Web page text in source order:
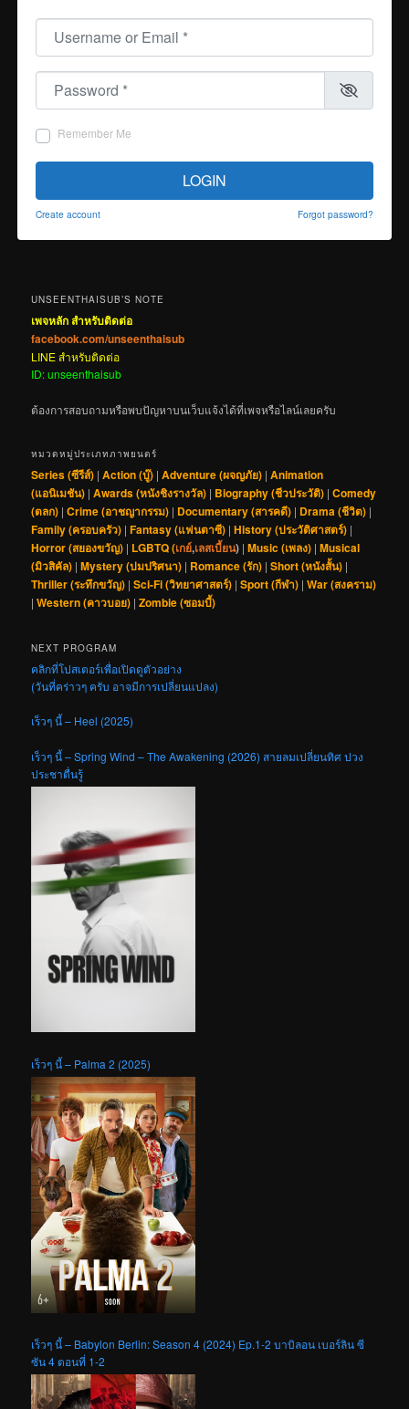
Username or Email
Password
Remember Me
LOGIN
Create account Forgot password?
UNSEENTHAISUB’S NOTE
เพจหลัก สำหรับติดต่อ
facebook.com/unseenthaisub
LINE สำหรับติดต่อ
ID: unseenthaisub
ต้องการสอบถามหรือพบปัญหาบนเว็บแจ้งได้ที่เพจหรือไลน์เลยครับ
หมวดหมู่ประเภทภาพยนตร์
Series (ซีรีส์) |Action (บู๊) |Adventure (ผจญภัย) |Animation
(แอนิเมชัน) |Awards (หนังชิงรางวัล) | Biography (ชีวประวัติ) |Comedy
(ตลก) |Crime (อาชญากรรม) | Documentary (สารคดี) | Drama (ชีวิต) |
Family (ครอบครัว) |Fantasy (แฟนตาซี) |History (ประวัติศาสตร์) |
Horror (สยองขวัญ) | LGBTQ (เกย์,เลสเบี้ยน) |Music (เพลง) |Musical
(มิวสิคัล) |Mystery (ปมปริศนา) | Romance (รัก) |Short (หนังสั้น) |
Thriller (ระทึกขวัญ) |Sci-Fi (วิทยาศาสตร์) |Sport (กีฬา) |War (สงคราม)
|Western (คาวบอย) |Zombie (ซอมบี้)
NEXT PROGRAM
คลิกที่โปสเตอร์เพื่อเปิดดูตัวอย่าง
(วันที่คร่าวๆ ครับ อาจมีการเปลี่ยนแปลง)
เร็วๆ นี้ – Heel (2025)
เร็วๆ นี้ – Spring Wind – The Awakening (2026) สายลมเปลี่ยนทิศ ปวง
ประชาตื่นรู้
เร็วๆ นี้ – Palma 2 (2025)
เร็วๆ นี้ – Babylon Berlin: Season 4 (2024) Ep.1-2 บาบิลอน เบอร์ลิน ซี
ซัน 4 ตอนที่ 1-2